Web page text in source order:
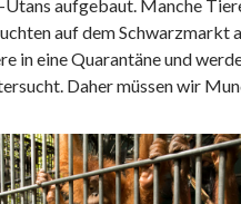
aufgebaut. Manche
auf dem Schwarzmarkt
in eine Quarantäne und
Daher müssen wir